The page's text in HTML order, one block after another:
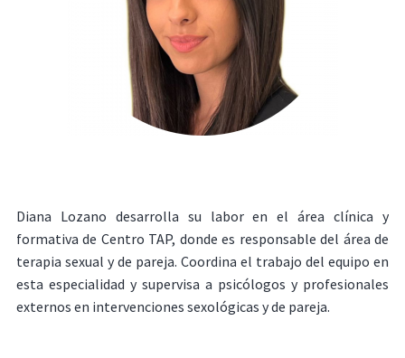
Diana Lozano desarrolla su labor en el área clínica y
formativa de Centro TAP, donde es responsable del área de
terapia sexual y de pareja. Coordina el trabajo del equipo en
esta especialidad y supervisa a psicólogos y profesionales
externos en intervenciones sexológicas y de pareja.